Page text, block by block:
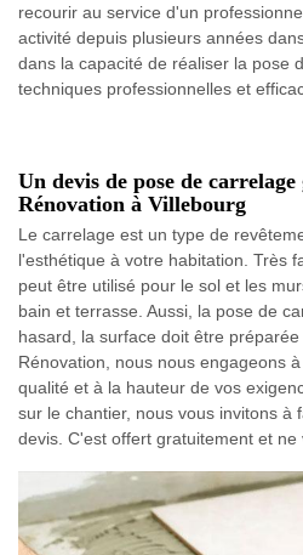
recourir au service d'un
activité depuis plusieurs années
dans la capacité de réaliser la pose
techniques professionnelles et
Un devis de pose de
Rénovation à Villebourg
Le carrelage est un type de
l'esthétique à votre habitation. Très
peut être utilisé pour le sol et les
bain et terrasse. Aussi, la pose de
hasard, la surface doit être
Rénovation, nous nous engageons
qualité et à la hauteur de vos
sur le chantier, nous vous invitons à
devis. C'est offert gratuitement et ne